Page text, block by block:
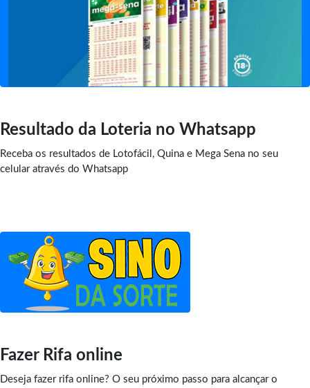
Resultado da Loteria no Whatsapp
Receba os resultados de Lotofácil, Quina e Mega Sena no seu
celular através do Whatsapp
Fazer Rifa online
Deseja fazer rifa online? O seu próximo passo para alcançar o